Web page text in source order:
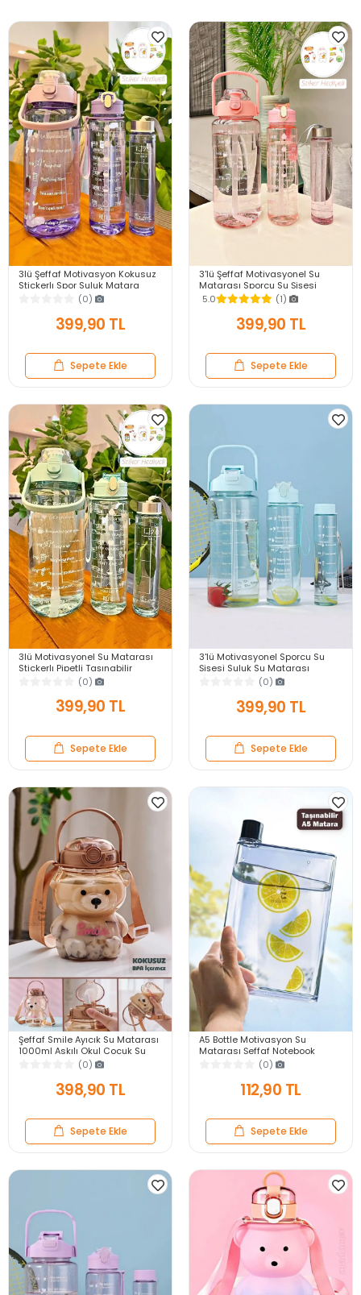
3lü Şeffaf Motivasyon Kokusuz
Stickerlı Spor Suluk Matara
Pipetli Taşınabilir Su Şişesi Soft
(0)
399,90 TL
Sepete Ekle
3'lü Şeffaf Motivasyonel Su
Matarası Sporcu Su Şişesi
Stickerlı Soft Pink Taşınabilir
Suluk Seti
5.0 (1)
399,90 TL
Sepete Ekle
3lü Motivasyonel Su Matarası
Stickerlı Pipetli Taşınabilir
Sızdırmaz Su Şişesi Soft Green
(0)
399,90 TL
Sepete Ekle
3'lü Motivasyonel Sporcu Su
Şişesi Suluk Su Matarası
Stickerlı Pipetli Suluk
2000+900+500ml
(0)
399,90 TL
Sepete Ekle
Şeffaf Smile Ayıcık Su Matarası
1000ml Askılı Okul Çocuk Su
Şişesi Pipetli Sızdırmaz Kokusuz
(0)
398,90 TL
Sepete Ekle
A5 Bottle Motivasyon Su
Matarası Şeffaf Notebook
Taşınabilir Sporcu Suluk Su
(0)
112,90 TL
Sepete Ekle